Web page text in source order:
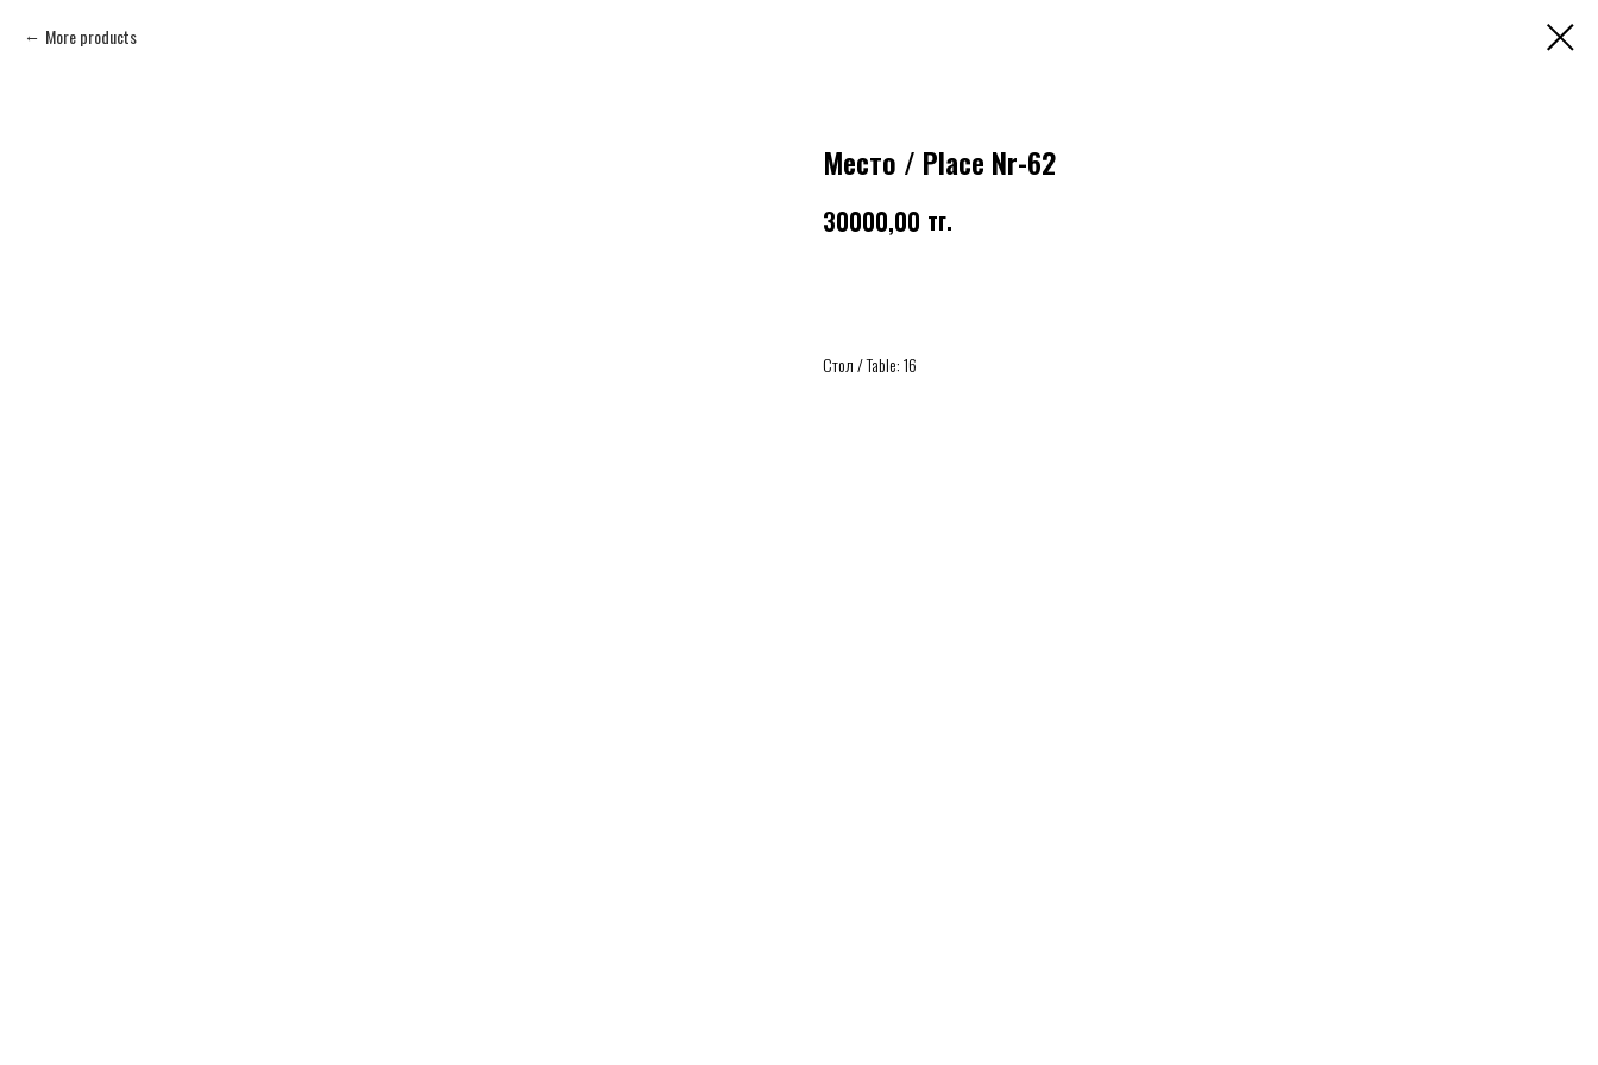
More products
Место / Place Nr-62
30000,00 тг.
Стол / Table: 16